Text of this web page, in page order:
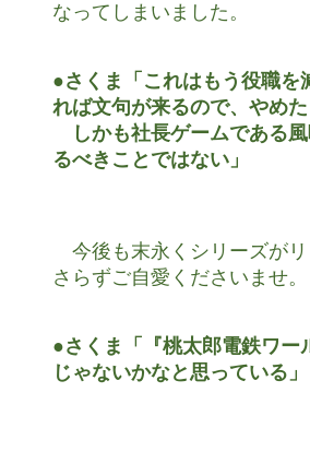
なってしまいました。
●さくま「これはもう役職を
れば文句が来るので、やめた
しかも社長ゲームである
るべきことではない」
今後も末永くシリーズが
さらずご自愛くださいませ。
●さくま「『桃太郎電鉄ワー
じゃないかなと思っている」